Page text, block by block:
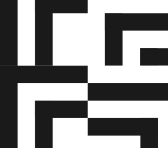
Håndtering af tunge eller
• Arbejdsmiljølovens